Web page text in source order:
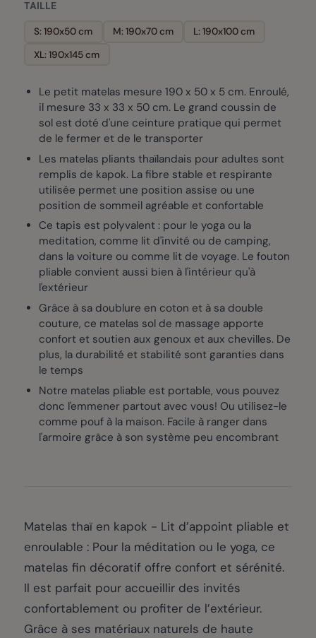
TAILLE
S: 190x50 cm M: 190x70 cm
L: 190x100 cm
XL: 190x145 cm
Le petit matelas mesure 190 x 50 x 5 cm. Enroulé,
il mesure 33 x 33 x 50 cm. Le grand coussin de
sol est doté d'une ceinture pratique qui permet
de le fermer et de le transporter
Les matelas pliants thaïlandais pour adultes sont
remplis de kapok. La fibre stable et respirante
utilisée permet une position assise ou une
position de sommeil agréable et confortable
Ce tapis est polyvalent : pour le yoga ou la
meditation, comme lit d'invité ou de camping,
dans la voiture ou comme lit de voyage. Le fouton
pliable convient aussi bien à l'intérieur qu'à
l'extérieur
Grâce à sa doublure en coton et à sa double
couture, ce matelas sol de massage apporte
confort et soutien aux genoux et aux chevilles. De
plus, la durabilité et stabilité sont garanties dans
le temps
Notre matelas pliable est portable, vous pouvez
donc l'emmener partout avec vous! Ou utilisez-le
comme pouf à la maison. Facile à ranger dans
l'armoire grâce à son système peu encombrant
Matelas thaï en kapok - Lit d’appoint pliable et
enroulable : Pour la méditation ou le yoga, ce
matelas fin décoratif offre confort et sérénité.
Il est parfait pour accueillir des invités
confortablement ou profiter de l’extérieur.
Grâce à ses matériaux naturels de haute